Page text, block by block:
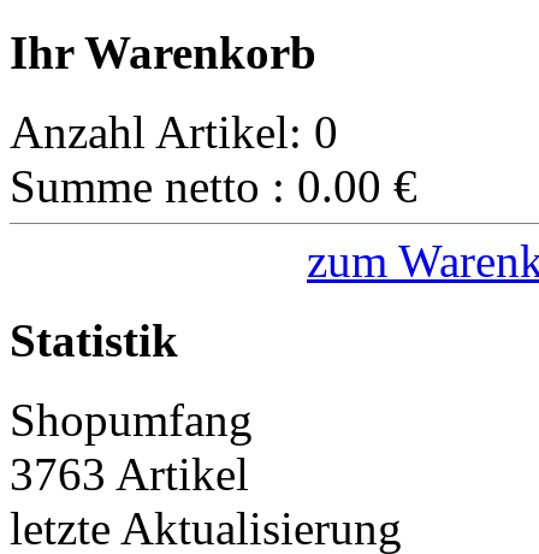
Ihr Warenkorb
Anzahl Artikel: 0
Summe netto : 0.00 €
zum
Statistik
Shopumfang
3763 Artikel
letzte Aktualisierung